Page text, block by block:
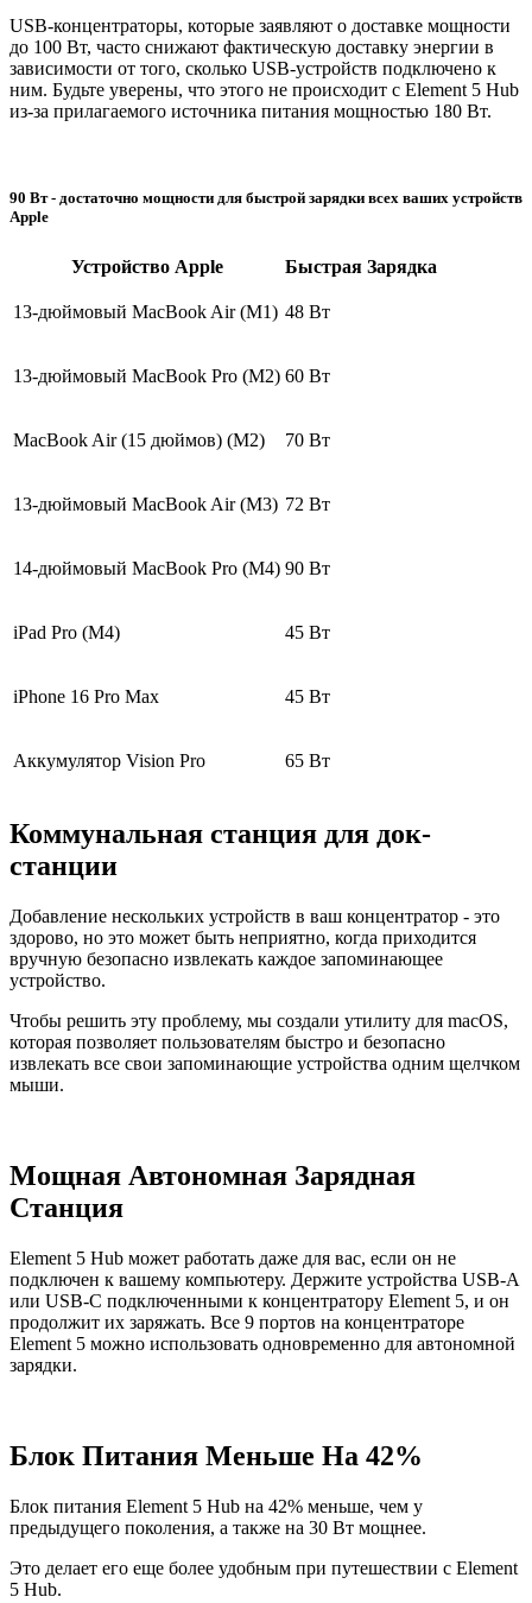
USB-концентраторы, которые заявляют о доставке мощности
до 100 Вт, часто снижают фактическую доставку энергии в
зависимости от того, сколько USB-устройств подключено к
ним. Будьте уверены, что этого не происходит с Element 5 Hub
из-за прилагаемого источника питания мощностью 180 Вт.
90 Вт - достаточно мощности для быстрой зарядки всех ваших устройств
Apple
Устройство Apple Быстрая Зарядка
13-дюймовый MacBook Air (M1) 48 Вт
13-дюймовый MacBook Pro (M2) 60 Вт
MacBook Air (15 дюймов) (M2) 70 Вт
13-дюймовый MacBook Air (M3) 72 Вт
14-дюймовый MacBook Pro (M4) 90 Вт
iPad Pro (M4) 45 Вт
iPhone 16 Pro Max 45 Вт
Аккумулятор Vision Pro 65 Вт
Коммунальная станция для док-
станции
Добавление нескольких устройств в ваш концентратор - это
здорово, но это может быть неприятно, когда приходится
вручную безопасно извлекать каждое запоминающее
устройство.
Чтобы решить эту проблему, мы создали утилиту для macOS,
которая позволяет пользователям быстро и безопасно
извлекать все свои запоминающие устройства одним щелчком
мыши.
Мощная Автономная Зарядная
Станция
Element 5 Hub может работать даже для вас, если он не
подключен к вашему компьютеру. Держите устройства USB-A
или USB-C подключенными к концентратору Element 5, и он
продолжит их заряжать. Все 9 портов на концентраторе
Element 5 можно использовать одновременно для автономной
зарядки.
Блок Питания Меньше На 42%
Блок питания Element 5 Hub на 42% меньше, чем у
предыдущего поколения, а также на 30 Вт мощнее.
Это делает его еще более удобным при путешествии с Element
5 Hub.